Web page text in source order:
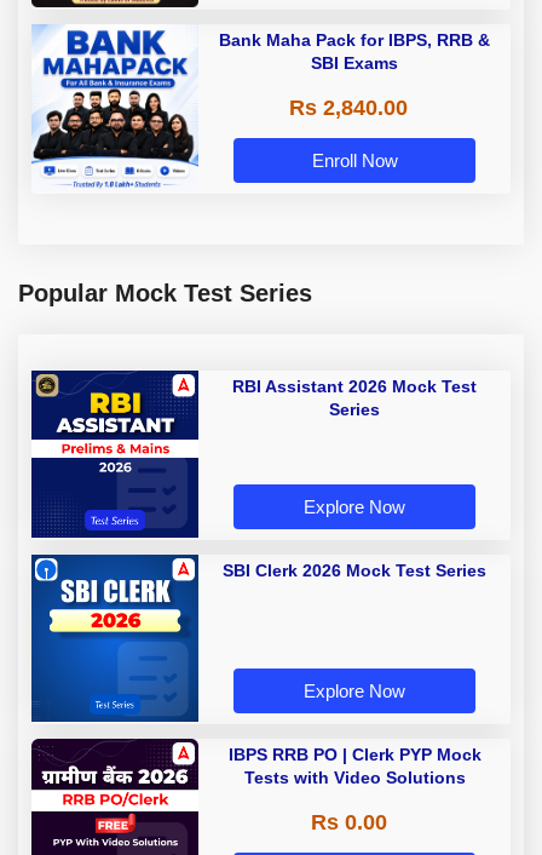
Bank Maha Pack for IBPS, RRB &
SBI Exams
Rs 2,840.00
Enroll Now
Popular Mock Test Series
RBI Assistant 2026 Mock Test
Series
Explore Now
SBI Clerk 2026 Mock Test Series
Explore Now
IBPS RRB PO | Clerk PYP Mock
Tests with Video Solutions
Rs 0.00